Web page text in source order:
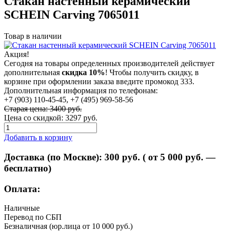
SCHEIN Carving 7065011
Товар в наличии
Акция!
Сегодня на товары определенных производителей действует
дополнительная скидка 10%! Чтобы получить скидку, в
корзине при оформлении заказа введите промокод 333.
Дополнительная информация по телефонам:
+7 (903) 110-45-45, +7 (495) 969-58-56
Старая цена: 3400 руб.
Цена со скидкой: 3297 руб.
Добавить в корзину
Доставка (по Москве): 300 руб. ( от 5 000 руб. —
бесплатно)
Оплата:
Наличные
Перевод по СБП
Безналичная (юр.лица от 10 000 руб.)